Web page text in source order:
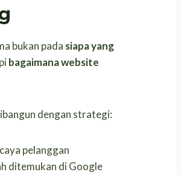
bukan pada siapa yang
bagaimana website
dengan strategi:
pelanggan
ditemukan di Google